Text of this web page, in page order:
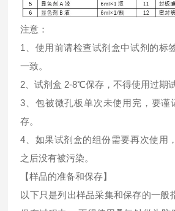
注意：
1、使用前请检查试剂盒中试剂的标
一致。
2、试剂盒 2-8℃保存，不得使用过期
3、包被微孔板单次未使用完，要
存。
4、如果试剂盒的组份需要再次使用
之后没有被污染。
【样品的准备和保存】
以下只是列出样品采集和保存的一般